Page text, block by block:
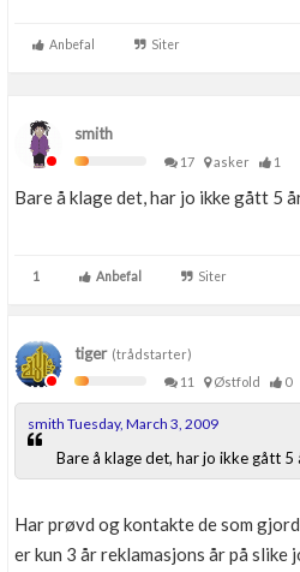
Anbefal Siter
smith
17
asker 1
Bare å klage det, har jo ikke gått 5
1 Anbefal Siter
tiger(trådstarter)
11
Østfold 0
smith Tuesday, March 3, 2009
Bare å klage det, har jo ikke gått 5
Har prøvd og kontakte de som
er kun 3 år reklamasjons år på slike